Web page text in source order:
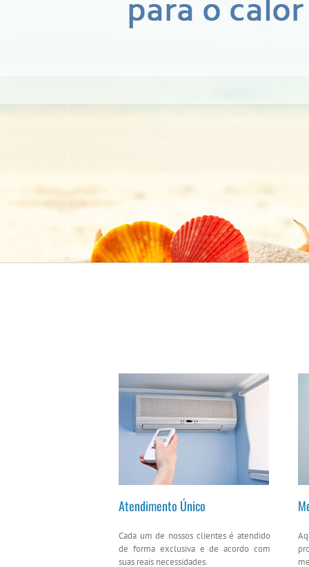
Atendimento Único
Cada um de nossos clientes é atendido
de forma exclusiva e de acordo com
suas reais necessidades.